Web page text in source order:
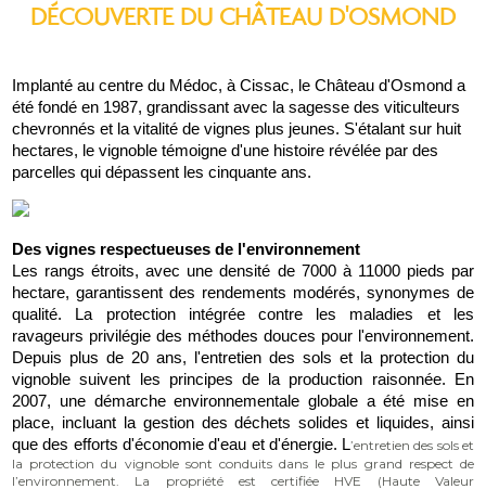
DÉCOUVERTE DU CHÂTEAU D'OSMOND
Implanté au centre du Médoc, à Cissac, le Château d'Osmond a
été fondé en 1987, grandissant avec la sagesse des viticulteurs
chevronnés et la vitalité de vignes plus jeunes. S'étalant sur huit
hectares, le vignoble témoigne d'une histoire révélée par des
parcelles qui dépassent les cinquante ans.
Des vignes respectueuses de l'environnement
Les rangs étroits, avec une densité de 7000 à 11000 pieds par
hectare, garantissent des rendements modérés, synonymes de
qualité. La protection intégrée contre les maladies et les
ravageurs privilégie des méthodes douces pour l'environnement.
Depuis plus de 20 ans, l'entretien des sols et la protection du
vignoble suivent les principes de la production raisonnée. En
2007, une démarche environnementale globale a été mise en
place, incluant la gestion des déchets solides et liquides, ainsi
que des efforts d'économie d'eau et d'énergie. L’entretien des sols et
la protection du vignoble sont conduits dans le plus grand respect de
l’environnement. La propriété est certifiée HVE (Haute Valeur